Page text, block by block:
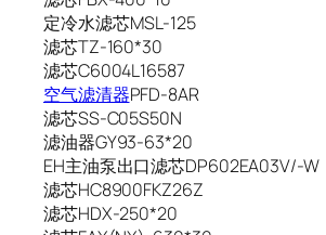
定冷水滤芯MSL-125
滤芯TZ-160*30
滤芯C6004L16587
空气滤清器PFD-8AR
滤芯SS-C05S50N
滤油器GY93-63*20
EH主油泵出口滤芯DP602EA03V/-W
滤芯HC8900FKZ26Z
滤芯HDX-250*20